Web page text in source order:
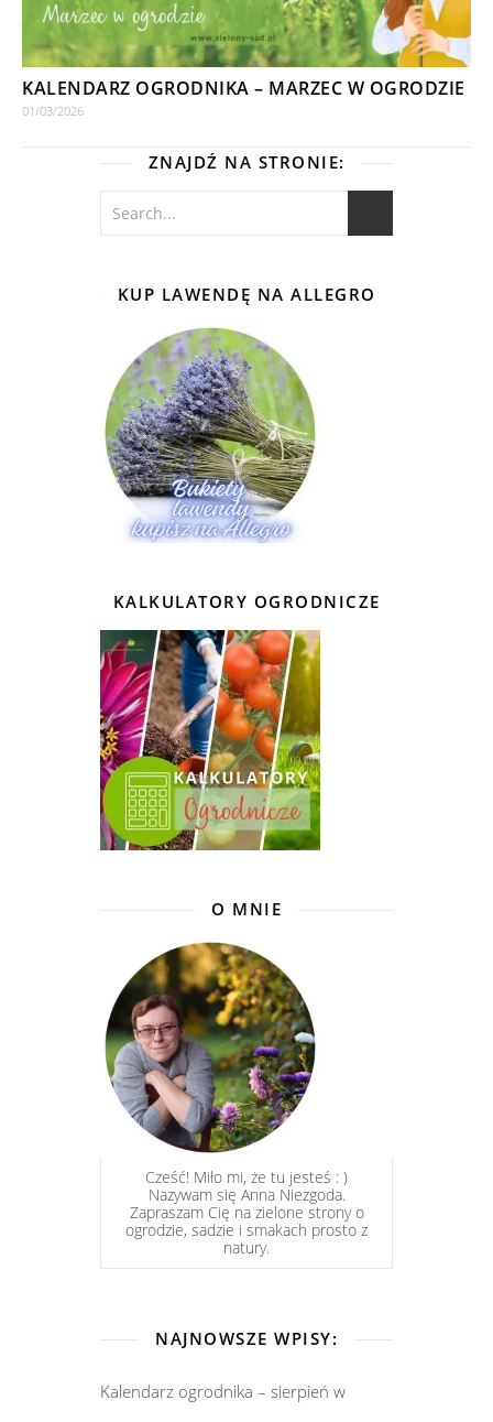
KALENDARZ OGRODNIKA – MARZEC W OGRODZIE
01/03/2026
ZNAJDŹ NA STRONIE:
KUP LAWENDĘ NA ALLEGRO
KALKULATORY OGRODNICZE
O MNIE
Cześć! Miło mi, że tu jesteś : )
Nazywam się Anna Niezgoda.
Zapraszam Cię na zielone strony o
ogrodzie, sadzie i smakach prosto z
natury.
NAJNOWSZE WPISY:
Kalendarz ogrodnika – sierpień w